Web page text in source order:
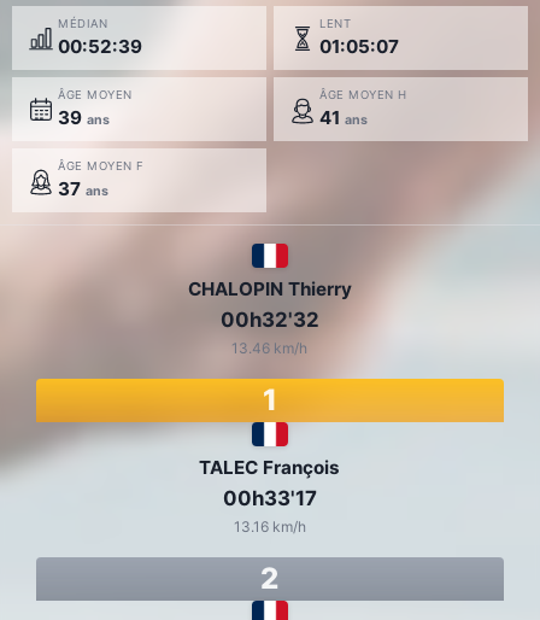
MÉDIAN
00:52:39
LENT
01:05:07
ÂGE MOYEN
39 ans
ÂGE MOYEN H
41 ans
ÂGE MOYEN F
37 ans
TALEC François
00h33'17
13.16 km/h
2
CHALOPIN Thierry
00h32'32
13.46 km/h
1